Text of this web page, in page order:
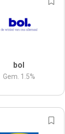
bol
Gem. 1.5%